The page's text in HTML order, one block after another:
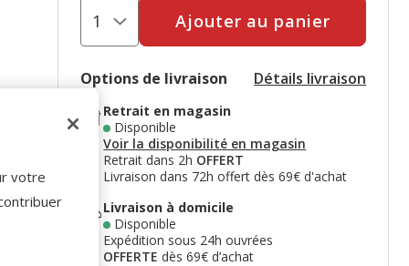
Ajouter au panier
Options de livraison Détails livraison
Retrait en magasin
Disponible
Voir la disponibilité en magasin
Retrait dans 2h OFFERT
Livraison dans 72h offert dès 69€ d'achat
Livraison à domicile
Disponible
Expédition sous 24h ouvrées
OFFERTEdès 69€ d’achat
votre